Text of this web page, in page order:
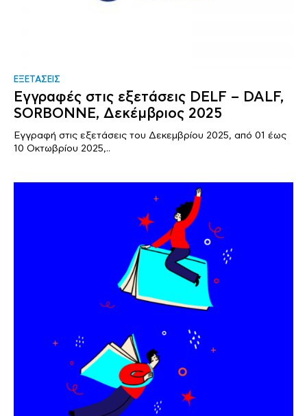
ΕΞΕΤΑΣΕΙΣ
Εγγραφές στις εξετάσεις DELF – DALF,
SORBONNE, Δεκέμβριος 2025
Εγγραφή στις εξετάσεις του Δεκεμβρίου 2025, από 01 έως
10 Οκτωβρίου 2025,..